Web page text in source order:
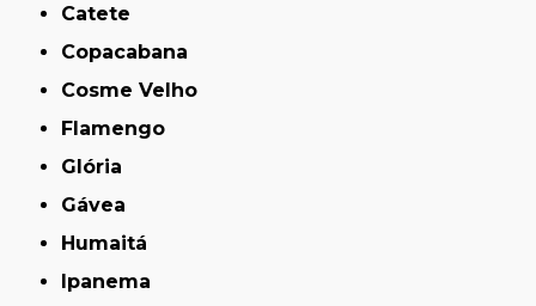
Catete
Copacabana
Cosme Velho
Flamengo
Glória
Gávea
Humaitá
Ipanema